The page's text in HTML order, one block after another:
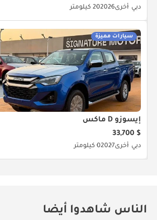
دبي أخرى202620 كيلومتر
سيارات مميزة
إيسوزو D ماكس
$ 33,700
دبي أخرى20270 كيلومتر
الناس شاهدوا أيضا